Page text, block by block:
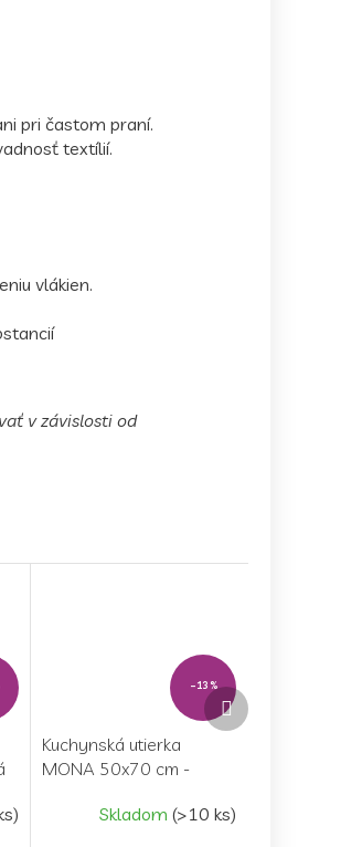
pri častom praní.
textílií.
vlákien.
v závislosti od
–13 %
Kuchynská utierka
MONA 50x70 cm -
Skladom (>10 ks)
Ďalší
produkt